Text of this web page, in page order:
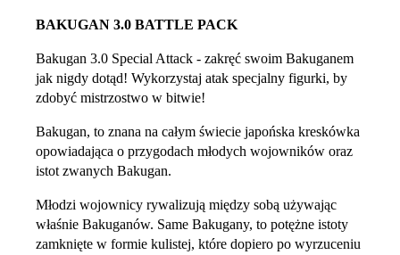
BAKUGAN 3.0 BATTLE PACK
Bakugan 3.0 Special Attack - zakręć swoim Bakuganem
jak nigdy dotąd! Wykorzystaj atak specjalny figurki, by
zdobyć mistrzostwo w bitwie!
Bakugan, to znana na całym świecie japońska kreskówka
opowiadająca o przygodach młodych wojowników oraz
istot zwanych Bakugan.
Młodzi wojownicy rywalizują między sobą używając
właśnie Bakuganów. Same Bakugany, to potężne istoty
zamknięte w formie kulistej, które dopiero po wyrzuceniu